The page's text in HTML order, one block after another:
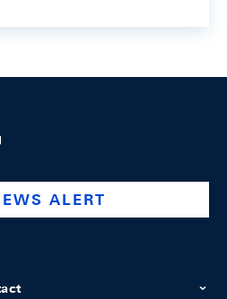
company/swiss-national-
@swissnationalbank
ALERT